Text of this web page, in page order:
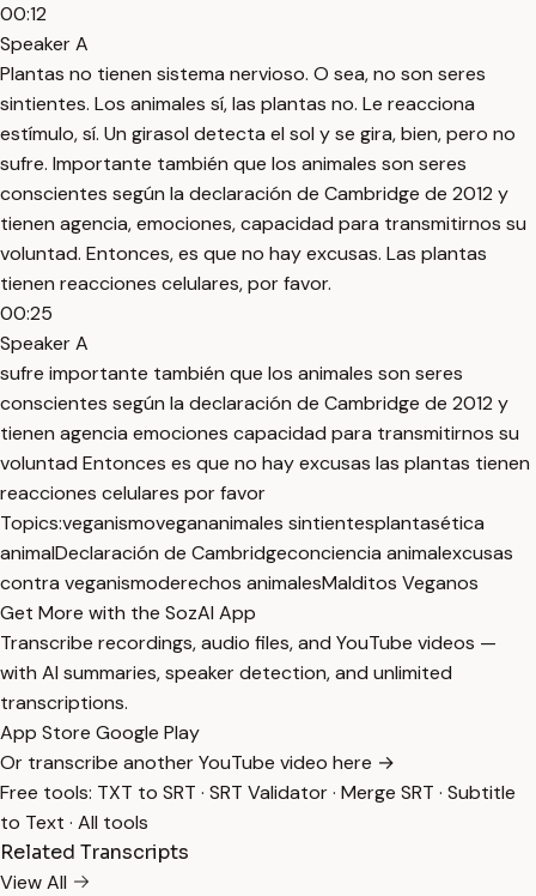
00:12
Speaker A
Plantas no tienen sistema nervioso. O sea, no son seres
sintientes. Los animales sí, las plantas no. Le reacciona
estímulo, sí. Un girasol detecta el sol y se gira, bien, pero no
sufre. Importante también que los animales son seres
conscientes según la declaración de Cambridge de 2012 y
tienen agencia, emociones, capacidad para transmitirnos su
voluntad. Entonces, es que no hay excusas. Las plantas
tienen reacciones celulares, por favor.
00:25
Speaker A
sufre importante también que los animales son seres
conscientes según la declaración de Cambridge de 2012 y
tienen agencia emociones capacidad para transmitirnos su
voluntad Entonces es que no hay excusas las plantas tienen
reacciones celulares por favor
Topics:veganismovegananimales sintientesplantasética
animalDeclaración de Cambridgeconciencia animalexcusas
contra veganismoderechos animalesMalditos Veganos
Get More with the SozAI App
Transcribe recordings, audio files, and YouTube videos —
with AI summaries, speaker detection, and unlimited
transcriptions.
App Store Google Play
Or transcribe another YouTube video here →
Free tools: TXT to SRT · SRT Validator· Merge SRT · Subtitle
to Text · All tools
Related Transcripts
View All